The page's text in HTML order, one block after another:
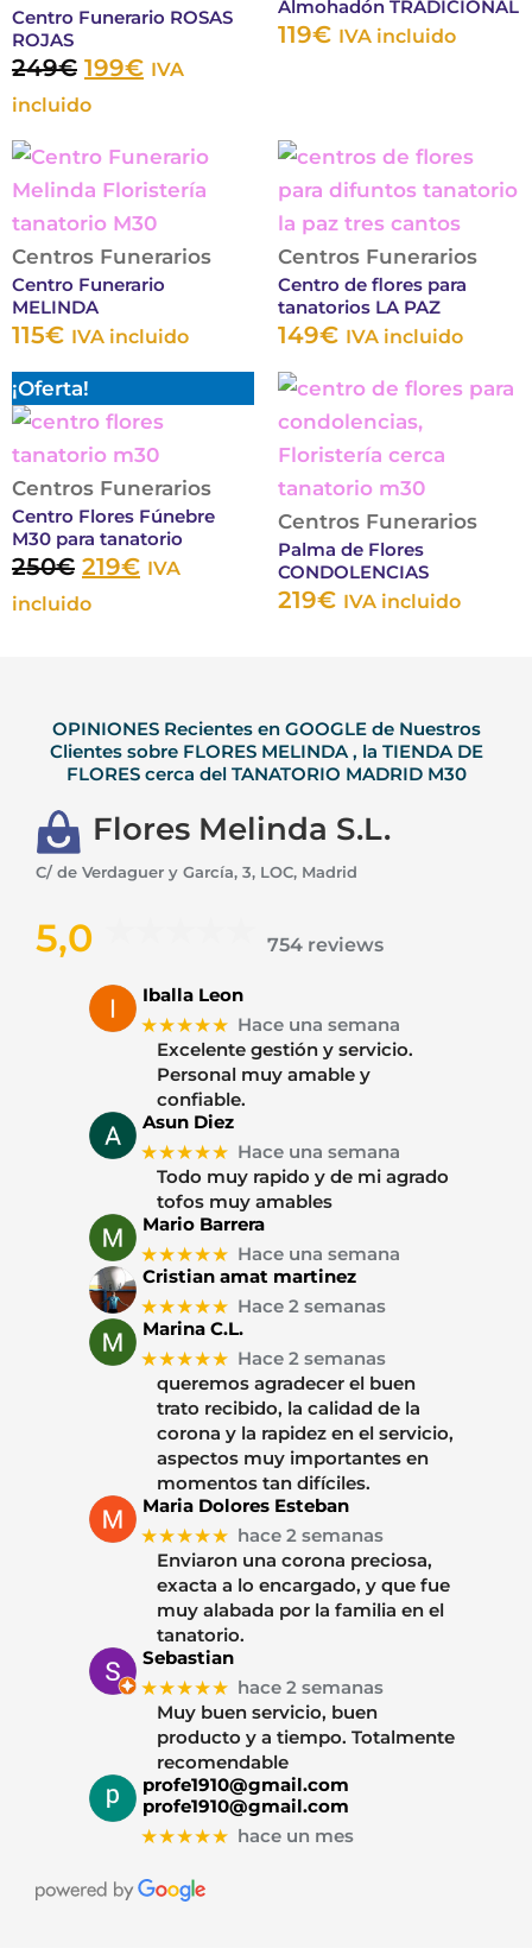
de
de
Centro Funerario ROSAS
ROJAS
249€ 199€ IVA
incluido
Las
opciones
se
elegir
en
la
página
de
producto
Almohadón TRADICIONAL
119€ IVA incluido
Las
elegir
en
la
página
de
Centros Funerarios
Centro Funerario
MELINDA
115€ IVA incluido
Este
producto
múltiples
variantes.
en
la
Centros Funerarios
Centro de flores para
tanatorios LA PAZ
149€ IVA incluido
Este
se
la
¡Oferta!
Centros Funerarios
Centro Flores Fúnebre
M30 para tanatorio
250€
El
precio
original
era:
250€.
219€
precio
actual
es:
219€.
IVA
incluido
producto
tiene
múltiples
variantes.
Las
opciones
en
la
página
de
Centros Funerarios
Palma de Flores
CONDOLENCIAS
219€ IVA incluido
Este
la
página
OPINIONES Recientes en GOOGLE de Nuestros
Clientes sobre FLORES MELINDA , la TIENDA DE
FLORES cerca del TANATORIO MADRID M30
Flores Melinda S.L.
C/ de Verdaguer y García, 3, LOC, Madrid
5,0 754 reviews
Iballa Leon
★★★★★ Hace una semana
Excelente gestión y servicio.
Personal muy amable y
confiable.
Asun Diez
★★★★★ Hace una semana
Todo muy rapido y de mi agrado
tofos muy amables
Mario Barrera
★★★★★ Hace una semana
Cristian amat martinez
★★★★★ Hace 2 semanas
Marina C.L.
★★★★★ Hace 2 semanas
queremos agradecer el buen
trato recibido, la calidad de la
corona y la rapidez en el servicio,
aspectos muy importantes en
momentos tan difíciles.
Maria Dolores Esteban
★★★★★ hace 2 semanas
Enviaron una corona preciosa,
exacta a lo encargado, y que fue
muy alabada por la familia en el
tanatorio.
Sebastian
★★★★★ hace 2 semanas
Muy buen servicio, buen
producto y a tiempo. Totalmente
recomendable
profe1910@gmail.com
profe1910@gmail.com
★★★★★ hace un mes